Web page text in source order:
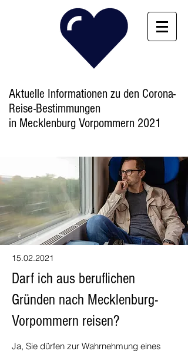
Darf ich aus beruflichen
Gründen nach Mecklenburg-
Vorpommern reisen?
Ja, Sie dürfen zur Wahrnehmung eines
15.02.2021
Aktuelle Informationen zu den Corona-
Reise-Bestimmungen
in Mecklenburg Vorpommern 2021